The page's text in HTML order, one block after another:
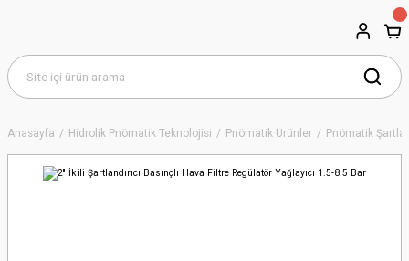
Anasayfa Hidrolik Pnömatik Teknolojisi Pnömatik Ürünler Pnömatik